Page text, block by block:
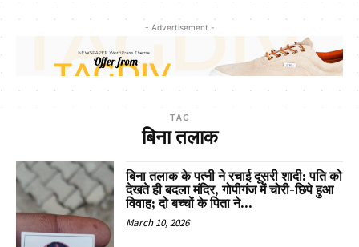
- Advertisement -
TAG
बिना तलाक
बिना तलाक के पत्नी ने रचाई दूसरी शादी: पति को
देखते ही बदला मंदिर, गोपीगंज में चोरी-छिपे हुआ
विवाह; दो बच्चों के पिता ने...
March 10, 2026